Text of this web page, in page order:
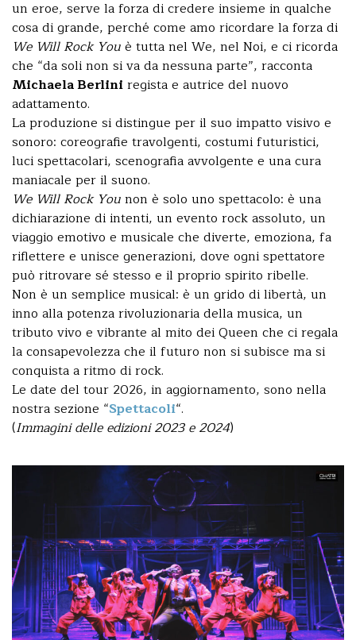
un eroe, serve la forza di credere insieme in qualche
cosa di grande, perché come amo ricordare la forza di
We Will Rock Youè tutta nel We, nel Noi, e ci ricorda
che “da soli non si va da nessuna parte”, racconta
Michaela Berliniregista e autrice del nuovo
adattamento.
La produzione si distingue per il suo impatto visivo e
sonoro: coreografie travolgenti, costumi futuristici,
luci spettacolari, scenografia avvolgente e una cura
maniacale per il suono.
We Will Rock Younon è solo uno spettacolo: è una
dichiarazione di intenti, un evento rock assoluto, un
viaggio emotivo e musicale che diverte, emoziona, fa
riflettere e unisce generazioni, dove ogni spettatore
può ritrovare sé stesso e il proprio spirito ribelle.
Non è un semplice musical: è un grido di libertà, un
inno alla potenza rivoluzionaria della musica, un
tributo vivo e vibrante al mito dei Queen che ci regala
la consapevolezza che il futuro non si subisce ma si
conquista a ritmo di rock.
Le date del tour 2026, in aggiornamento, sono nella
nostra sezione “Spettacoli“.
(Immagini delle edizioni 2023 e 2024)